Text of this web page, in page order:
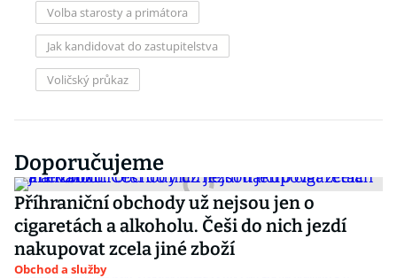
Volba starosty a primátora
Jak kandidovat do zastupitelstva
Voličský průkaz
Doporučujeme
Příhraniční obchody už nejsou jen o
cigaretách a alkoholu. Češi do nich jezdí
nakupovat zcela jiné zboží
Obchod a služby